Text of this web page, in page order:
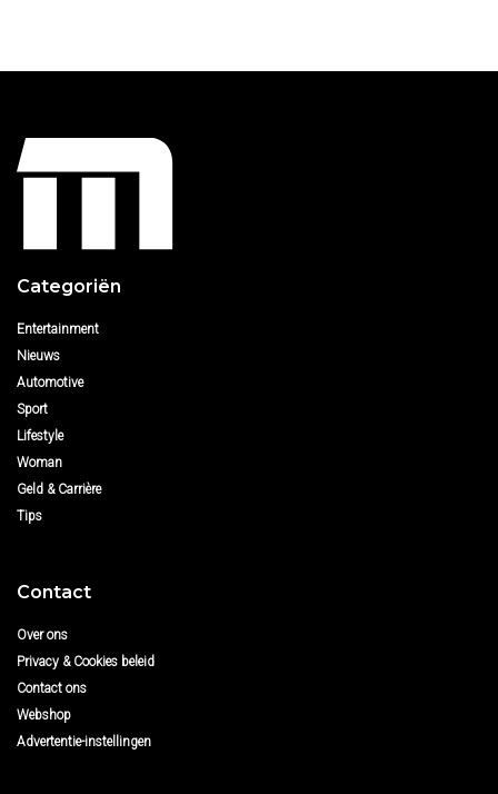
Categoriën
Entertainment
Nieuws
Automotive
Sport
Lifestyle
Woman
Geld & Carrière
Tips
Contact
Over ons
Privacy & Cookies beleid
Contact ons
Webshop
Advertentie-instellingen